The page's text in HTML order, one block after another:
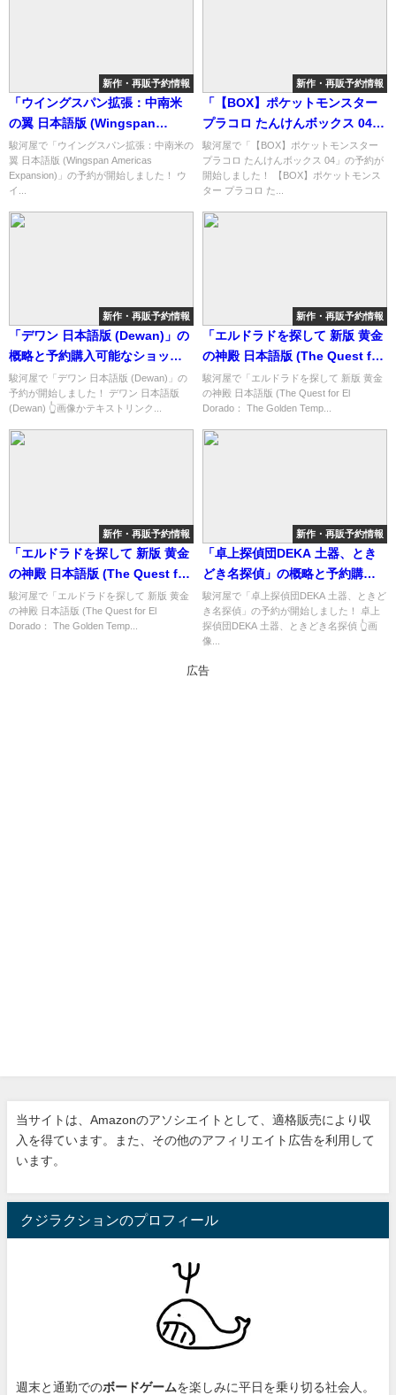
新作・再販予約情報
「ウイングスパン拡張：中南米
の翼 日本語版 (Wingspan
Americas Expansion)」の概略
と予約購入可能なショップ紹
介！
駿河屋で「ウイングスパン拡張：中南米の
翼 日本語版 (Wingspan Americas
Expansion)」の予約が開始しました！ ウ
イ...
新作・再販予約情報
「【BOX】ポケットモンスター
プラコロ たんけんボックス 04」
の概略と予約購入可能なショッ
プ紹介！
駿河屋で「【BOX】ポケットモンスター
プラコロ たんけんボックス 04」の予約が
開始しました！ 【BOX】ポケットモンス
ター プラコロ た...
新作・再販予約情報
「デワン 日本語版 (Dewan)」の
概略と予約購入可能なショップ
紹介！
駿河屋で「デワン 日本語版 (Dewan)」の
予約が開始しました！ デワン 日本語版
(Dewan) 👆画像かテキストリンク...
新作・再販予約情報
「エルドラドを探して 新版 黄金
の神殿 日本語版 (The Quest for
El Dorado： The Golden
Temples)」の概略と予約購入可
駿河屋で「エルドラドを探して 新版 黄金
の神殿 日本語版 (The Quest for El
Dorado： The Golden Temp...
新作・再販予約情報
「エルドラドを探して 新版 黄金
の神殿 日本語版 (The Quest for
El Dorado： The Golden
Temples)」の概略と予約購入可
駿河屋で「エルドラドを探して 新版 黄金
の神殿 日本語版 (The Quest for El
Dorado： The Golden Temp...
新作・再販予約情報
「卓上探偵団DEKA 土器、とき
どき名探偵」の概略と予約購入
可能なショップ紹介！
駿河屋で「卓上探偵団DEKA 土器、ときど
き名探偵」の予約が開始しました！ 卓上
探偵団DEKA 土器、ときどき名探偵 👆画
像...
広告
当サイトは、Amazonのアソシエイトとして、適格販売により収
入を得ています。また、その他のアフィリエイト広告を利用して
います。
クジラクションのプロフィール
週末と通勤でのボードゲームを楽しみに平日を乗り切る社会人。